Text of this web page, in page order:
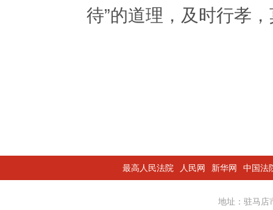
待”的道理，及时行孝
最高人民法院 人民网 新华网 中国法
地址：驻马